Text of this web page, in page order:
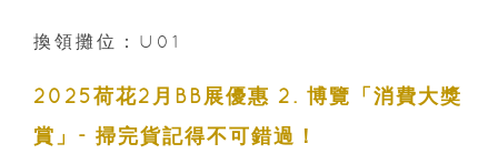
換領攤位：U01
2025荷花2月BB展優惠 2. 博覽「消費大獎
賞」- 掃完貨記得不可錯過！